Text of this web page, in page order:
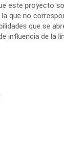
este proyecto
que no
que se
de la